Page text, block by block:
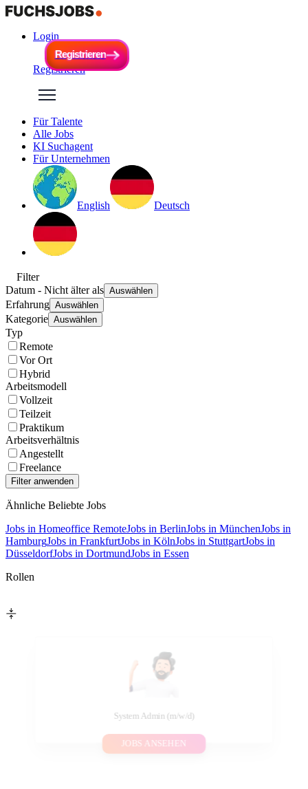
Login
Registrieren
Registrieren
Registrieren
Für Talente
Alle Jobs
KI Suchagent
Für Unternehmen
English Deutsch
Filter
Datum - Nicht älter als Auswählen
Erfahrung Auswählen
Kategorie Auswählen
Typ
Remote
Vor Ort
Hybrid
Arbeitsmodell
Vollzeit
Teilzeit
Praktikum
Arbeitsverhältnis
Angestellt
Freelance
Ähnliche Beliebte Jobs
Jobs in Homeoffice RemoteJobs in BerlinJobs in MünchenJobs in
HamburgJobs in FrankfurtJobs in KölnJobs in StuttgartJobs in
DüsseldorfJobs in DortmundJobs in Essen
Rollen
System Admin (m/w/d)
JOBS ANSEHEN